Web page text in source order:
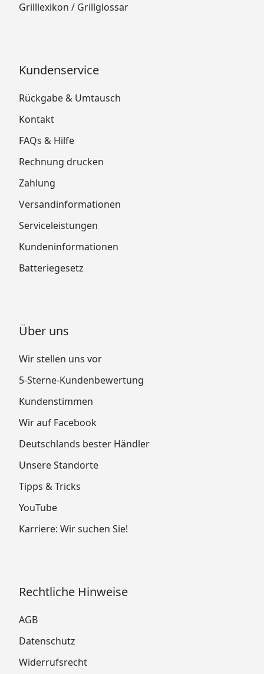
Grilllexikon / Grillglossar
Kundenservice
Rückgabe & Umtausch
Kontakt
FAQs & Hilfe
Rechnung drucken
Zahlung
Versandinformationen
Serviceleistungen
Kundeninformationen
Batteriegesetz
Über uns
Wir stellen uns vor
5-Sterne-Kundenbewertung
Kundenstimmen
Wir auf Facebook
Deutschlands bester Händler
Unsere Standorte
Tipps & Tricks
YouTube
Karriere: Wir suchen Sie!
Rechtliche Hinweise
AGB
Datenschutz
Widerrufsrecht